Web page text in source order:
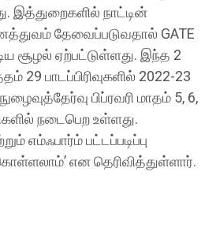
இத்துறைகளில் நாட்டின்
தேவைப்படுவதால் GATE
சூழல் ஏற்பட்டுள்ளது. இந்த 2
பாடப்பிரிவுகளில் 2022-23
பிப்ரவரி மாதம் 5, 6,
நடைபெற உள்ளது.
எம்ஃபார்ம் பட்டப்படிப்பு
என தெரிவித்துள்ளார்.